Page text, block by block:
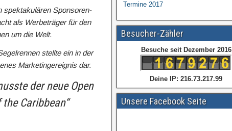
spektakulären Sponsoren-
als Werbeträger für den
um die Welt.
stellte ein in der
Marketingereignis dar.
der neue Open
Caribbean“
Termine 2017
Besucher-Zähler
Besuche seit Dezember 2016
Deine IP: 216.73.217.99
Unsere Facebook Seite